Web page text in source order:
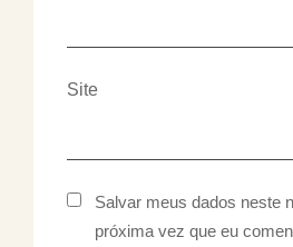
Site
Salvar meus dados neste
próxima vez que eu